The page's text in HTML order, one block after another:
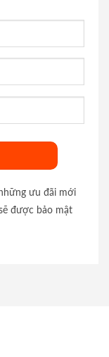
ưu đãi mới
được bảo mật